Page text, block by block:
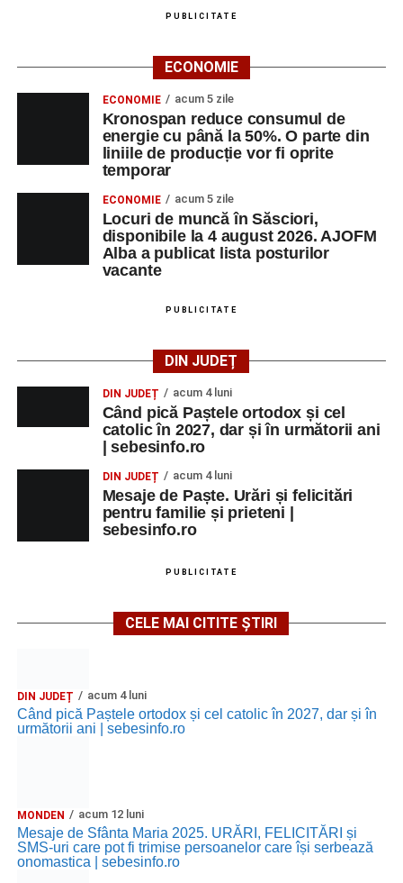
PUBLICITATE
ECONOMIE
ECONOMIE acum 5 zile
Kronospan reduce consumul de
energie cu până la 50%. O parte din
liniile de producție vor fi oprite
temporar
ECONOMIE acum 5 zile
Locuri de muncă în Săsciori,
disponibile la 4 august 2026. AJOFM
Alba a publicat lista posturilor
vacante
PUBLICITATE
DIN JUDEȚ
DIN JUDEȚ acum 4 luni
Când pică Paștele ortodox și cel
catolic în 2027, dar și în următorii ani
| sebesinfo.ro
DIN JUDEȚ acum 4 luni
Mesaje de Paște. Urări și felicitări
pentru familie și prieteni |
sebesinfo.ro
PUBLICITATE
CELE MAI CITITE ȘTIRI
DIN JUDEȚ acum 4 luni
Când pică Paștele ortodox și cel catolic în 2027, dar și în
următorii ani | sebesinfo.ro
MONDEN acum 12 luni
Mesaje de Sfânta Maria 2025. URĂRI, FELICITĂRI și
SMS-uri care pot fi trimise persoanelor care își serbează
onomastica | sebesinfo.ro